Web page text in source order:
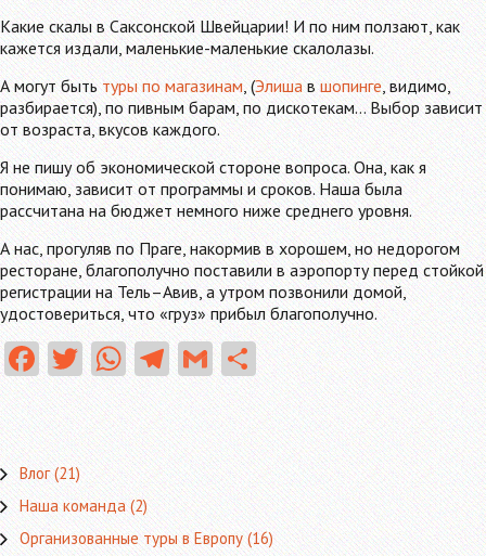
Какие скалы в Саксонской Швейцарии! И по ним ползают, как
кажется издали, маленькие-маленькие скалолазы.
А могут бытьтуры по магазинам, (Элишавшопинге, видимо,
разбирается), по пивным барам, по дискотекам… Выбор зависит
от возраста, вкусов каждого.
Я не пишу об экономической стороне вопроса. Она, как я
понимаю, зависит от программы и сроков. Наша была
рассчитана на бюджет немного ниже среднего уровня.
А нас, прогуляв по Праге, накормив в хорошем, но недорогом
ресторане, благополучно поставили в аэропорту перед стойкой
регистрации на Тель–Авив, а утром позвонили домой,
удостовериться, что «груз» прибыл благополучно.
Fa
ce
b
o
o
k
T
w
itt
er
W
ha
ts
A
p
p
Te
le
gr
a
m
G
m
ai
l
О
тп
ра
в
ит
ь
Влог(21)
Наша команда(2)
Организованные туры в Европу(16)